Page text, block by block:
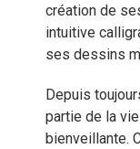
création de
intuitive
ses dessins
Depuis
partie de la
bienveillante.